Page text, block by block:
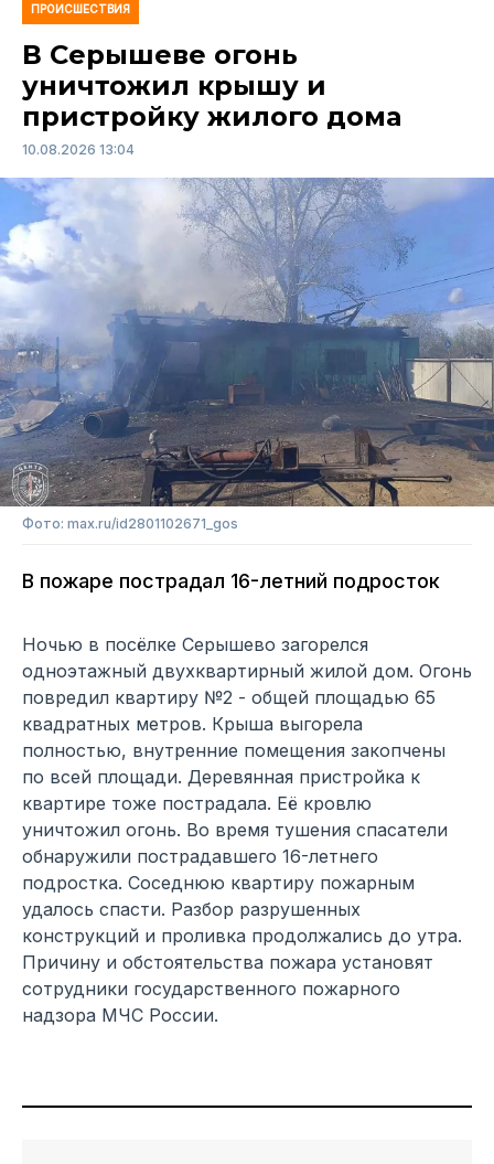
ПРОИСШЕСТВИЯ
В Серышеве огонь
уничтожил крышу и
пристройку жилого дома
10.08.2026 13:04
Фото: max.ru/id2801102671_gos
В пожаре пострадал 16-летний подросток
Ночью в посёлке Серышево загорелся
одноэтажный двухквартирный жилой дом. Огонь
повредил квартиру №2 - общей площадью 65
квадратных метров. Крыша выгорела
полностью, внутренние помещения закопчены
по всей площади. Деревянная пристройка к
квартире тоже пострадала. Её кровлю
уничтожил огонь. Во время тушения спасатели
обнаружили пострадавшего 16-летнего
подростка. Соседнюю квартиру пожарным
удалось спасти. Разбор разрушенных
конструкций и проливка продолжались до утра.
Причину и обстоятельства пожара установят
сотрудники государственного пожарного
надзора МЧС России.